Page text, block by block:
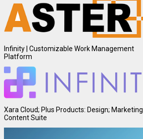
Infinity | Customizable Work Management
Platform
Xara Cloud; Plus Products: Design; Marketing
Content Suite